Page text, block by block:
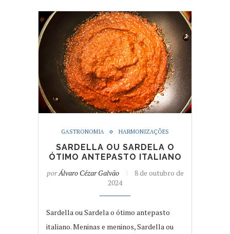
GASTRONOMIA HARMONIZAÇÕES
SARDELLA OU SARDELA O
ÓTIMO ANTEPASTO ITALIANO
porÁlvaro Cézar Galvão
8 de outubro de
2024
Sardella ou Sardela o ótimo antepasto
italiano. Meninas e meninos, Sardella ou